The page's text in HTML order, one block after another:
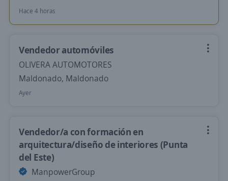
Hace 4 horas
Vendedor automóviles
OLIVERA AUTOMOTORES
Maldonado, Maldonado
Ayer
Vendedor/a con formación en
arquitectura/diseño de interiores (Punta
del Este)
ManpowerGroup